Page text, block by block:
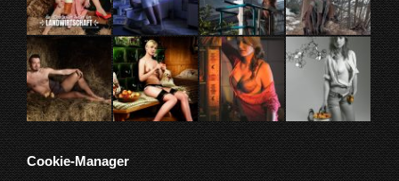
Cookie-Manager